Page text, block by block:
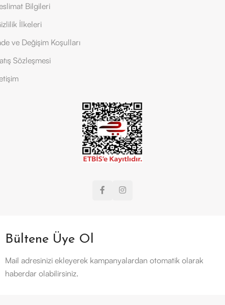
Bilgileri
İlkeleri
ve Değişim Koşulları
Sözleşmesi
Bültene Üye Ol
Mail adresinizi ekleyerek kampanyalardan otomatik olarak
haberdar olabilirsiniz.